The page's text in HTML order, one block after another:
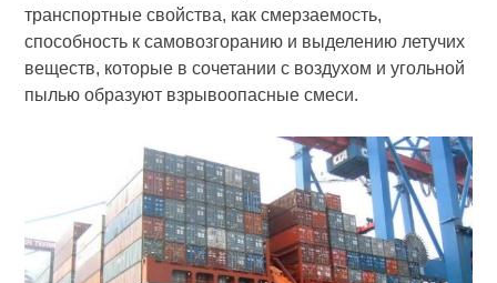
транспортные свойства, как смерзаемость,
способность к самовозгоранию и выделению летучих
веществ, которые в сочетании с воздухом и угольной
пылью образуют взрывоопасные смеси.